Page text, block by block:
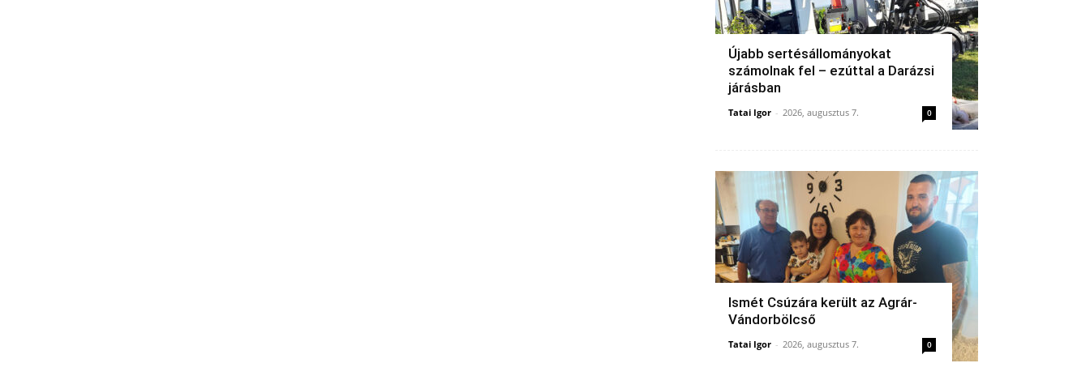
Újabb sertésállományokat
számolnak fel – ezúttal a Darázsi
járásban
Tatai Igor - 2026, augusztus 7. 0
Ismét Csúzára került az Agrár-
Vándorbölcső
Tatai Igor - 2026, augusztus 7. 0